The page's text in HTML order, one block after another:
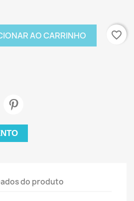
AO CARRINHO favorite_border
do produto